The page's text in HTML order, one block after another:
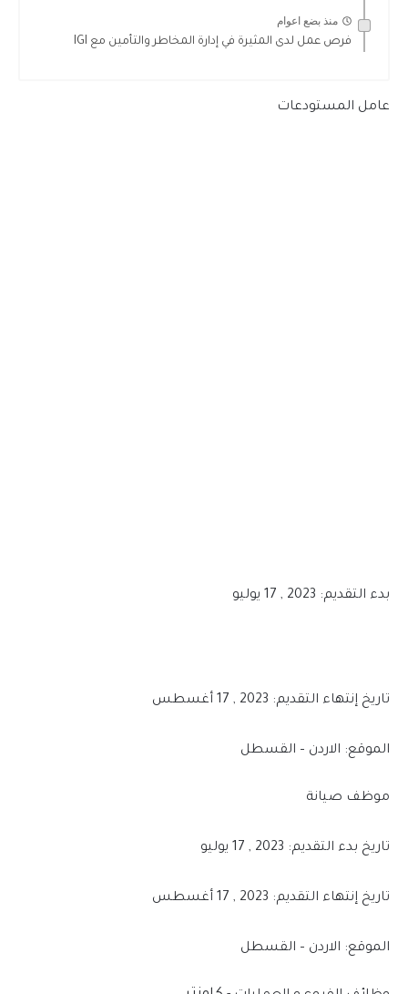
منذ بضع اعوام
فرص عمل لدى المثيرة في إدارة المخاطر والتأمين مع IGI
عامل المستودعات
بدء التقديم: 2023 , 17 يوليو
تاريخ إنتهاء التقديم: 2023 , 17 أغسطس
الموقع: الاردن – القسطل
موظف صيانة
تاريخ بدء التقديم: 2023 , 17 يوليو
تاريخ إنتهاء التقديم: 2023 , 17 أغسطس
الموقع: الاردن – القسطل